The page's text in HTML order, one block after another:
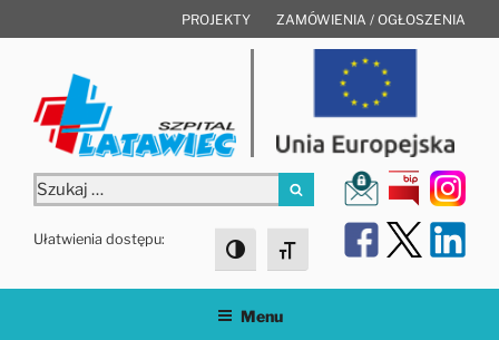
do
PROJEKTY ZAMÓWIENIA / OGŁOSZENIA
Szukaj:
Szukaj
Ułatwienia dostępu:
Toggle High Contrast
Toggle Font size
Menu